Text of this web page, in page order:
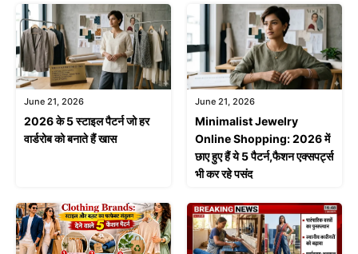
June 21, 2026
2026 के 5 स्टाइल पैटर्न जो हर
वार्डरोब को बनाते हैं खास
June 21, 2026
Minimalist Jewelry
Online Shopping: 2026 में
छाए हुए हैं ये 5 पैटर्न,फैशन एक्सपर्ट्स
भी कर रहे पसंद